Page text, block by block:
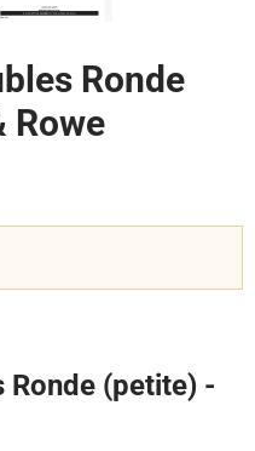
Ronde
Rowe
Ronde (petite) -